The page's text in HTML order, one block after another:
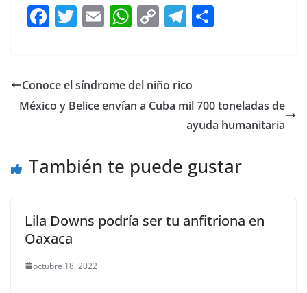
F
a
e
b
k
T
w
er
E
m
l
W
h
s
A
C
o
y
Li
T
el
gr
a
m
Conoce el síndrome del niño rico
México y Belice envían a Cuba mil 700 toneladas de
ayuda humanitaria
También te puede gustar
Lila Downs podría ser tu anfitriona en
Oaxaca
octubre 18, 2022